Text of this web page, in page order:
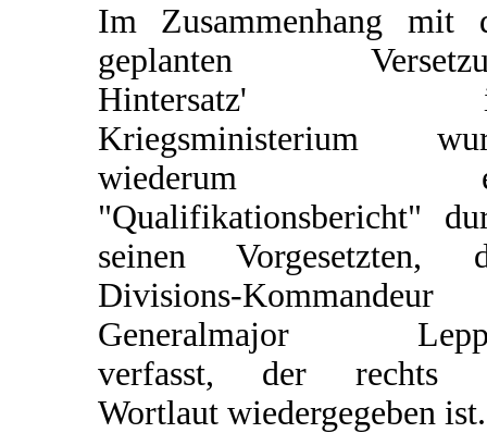
Im Zusammenhang mit
geplanten
Hintersatz'
Kriegsministerium
wiederum
"Qualifikationsbericht"
seinen Vorgesetzten,
Divisions-Kommandeur
Generalmajor
verfasst, der rechts
Wortlaut wiedergegeben ist.